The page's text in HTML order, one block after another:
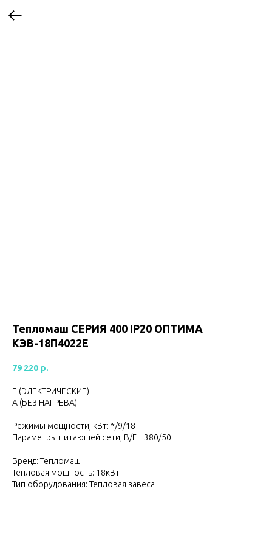
Тепломаш CЕРИЯ 400 IP20 ОПТИМА
КЭВ-18П4022Е
79 220 р.
Е (ЭЛЕКТРИЧЕСКИЕ)
А (БЕЗ НАГРЕВА)
Режимы мощности, кВт: */9/18
Параметры питающей сети, В/Гц: 380/50
Бренд: Тепломаш
Тепловая мощность: 18кВт
Тип оборудования: Тепловая завеса